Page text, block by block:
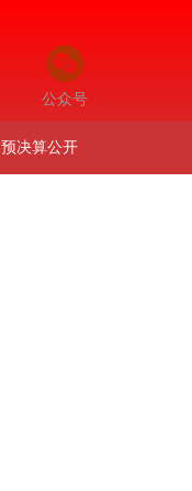
预决算公开
公众号